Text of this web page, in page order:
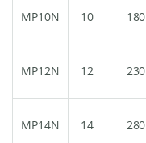
MP10N 10 180
MP12N 12 230
MP14N 14 280